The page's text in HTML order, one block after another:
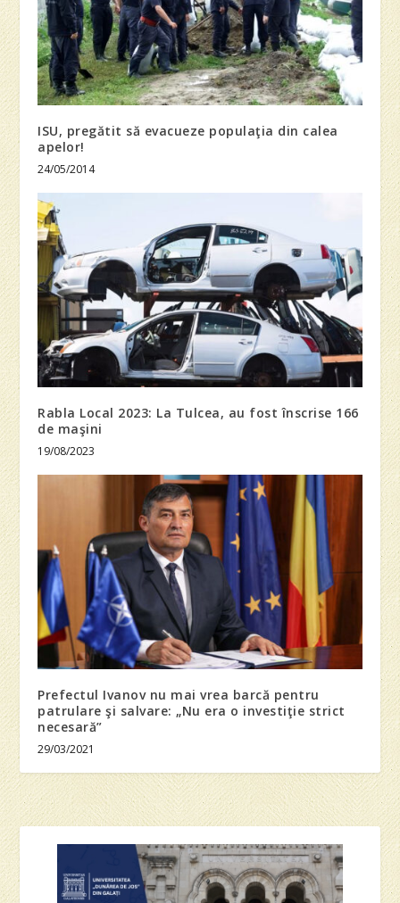
ISU, pregătit să evacueze populaţia din calea
apelor!
24/05/2014
Rabla Local 2023: La Tulcea, au fost înscrise 166
de maşini
19/08/2023
Prefectul Ivanov nu mai vrea barcă pentru
patrulare şi salvare: „Nu era o investiţie strict
necesară”
29/03/2021